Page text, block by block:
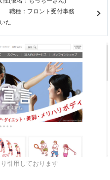
職種：フロント受付事務
た
引用しております